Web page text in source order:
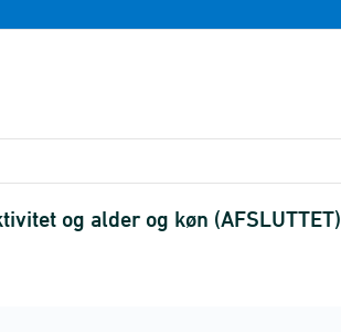
og alder og køn (AFSLUTTET)